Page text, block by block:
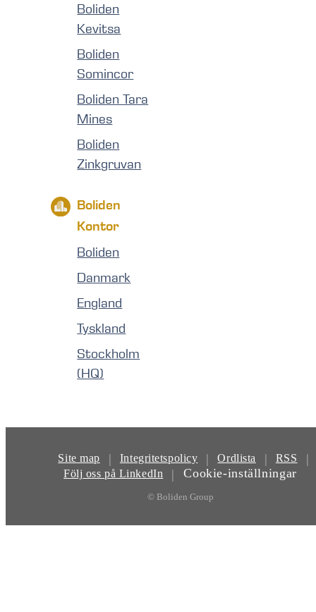
Boliden
Kevitsa
Boliden
Somincor
Boliden Tara
Mines
Boliden
Zinkgruvan
Boliden
Kontor
Boliden
Danmark
England
Tyskland
Stockholm
(HQ)
Site map | Integritetspolicy | Ordlista | RSS |
Följ oss på LinkedIn | Cookie-inställningar
© Boliden Group